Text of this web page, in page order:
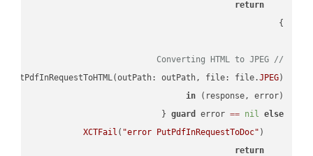
return
// Converting HTML to JPEG
.putPdfInRequestToHTML(outPath: outPath, file: file.JPEG
(response, error)
in
guard
error == nil else
XCTFail ( "error PutPdfInRequestToDoc"
return